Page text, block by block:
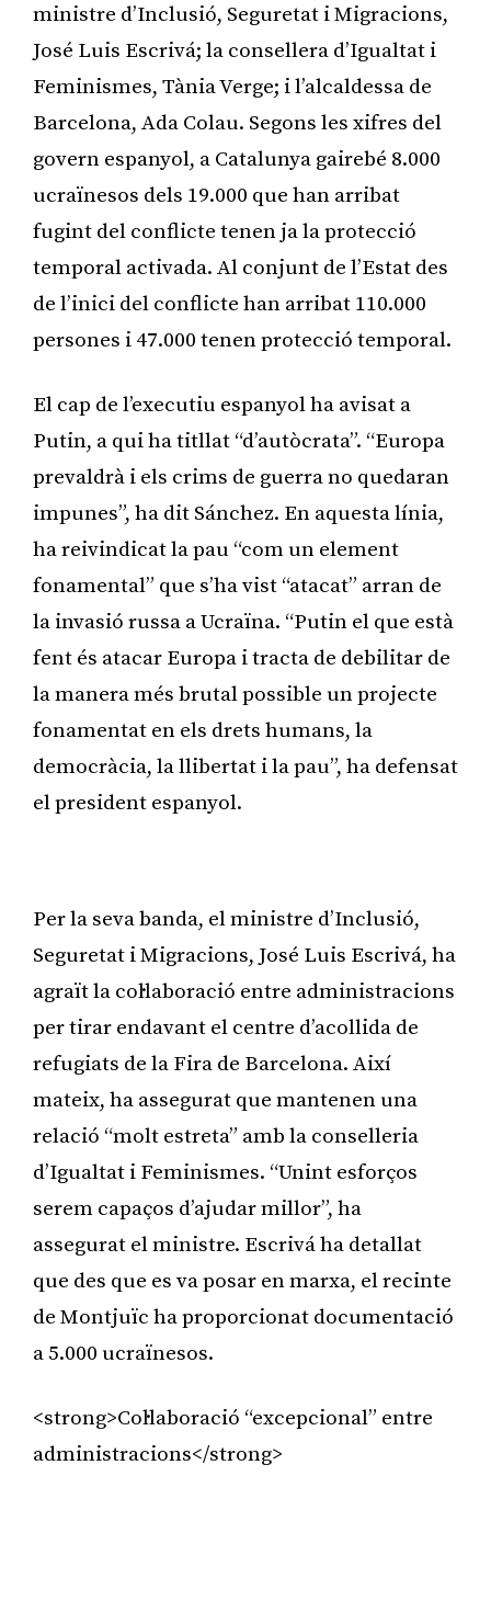
ministre d’Inclusió, Seguretat i Migracions,
José Luis Escrivá; la consellera d’Igualtat i
Feminismes, Tània Verge; i l’alcaldessa de
Barcelona, Ada Colau. Segons les xifres del
govern espanyol, a Catalunya gairebé 8.000
ucraïnesos dels 19.000 que han arribat
fugint del conflicte tenen ja la protecció
temporal activada. Al conjunt de l’Estat des
de l’inici del conflicte han arribat 110.000
persones i 47.000 tenen protecció temporal.
El cap de l’executiu espanyol ha avisat a
Putin, a qui ha titllat “d’autòcrata”. “Europa
prevaldrà i els crims de guerra no quedaran
impunes”, ha dit Sánchez. En aquesta línia,
ha reivindicat la pau “com un element
fonamental” que s’ha vist “atacat” arran de
la invasió russa a Ucraïna. “Putin el que està
fent és atacar Europa i tracta de debilitar de
la manera més brutal possible un projecte
fonamentat en els drets humans, la
democràcia, la llibertat i la pau”, ha defensat
el president espanyol.
Per la seva banda, el ministre d’Inclusió,
Seguretat i Migracions, José Luis Escrivá, ha
agraït la col·laboració entre administracions
per tirar endavant el centre d’acollida de
refugiats de la Fira de Barcelona. Així
mateix, ha assegurat que mantenen una
relació “molt estreta” amb la conselleria
d’Igualtat i Feminismes. “Unint esforços
serem capaços d’ajudar millor”, ha
assegurat el ministre. Escrivá ha detallat
que des que es va posar en marxa, el recinte
de Montjuïc ha proporcionat documentació
a 5.000 ucraïnesos.
<strong>Col·laboració “excepcional” entre
administracions</strong>